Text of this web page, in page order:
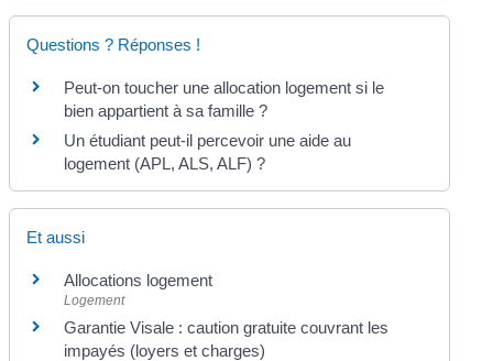
Questions ? Réponses !
Peut-on toucher une allocation logement si le
bien appartient à sa famille ?
Un étudiant peut-il percevoir une aide au
logement (APL, ALS, ALF) ?
Et aussi
Allocations logement
Logement
Garantie Visale : caution gratuite couvrant les
impayés (loyers et charges)